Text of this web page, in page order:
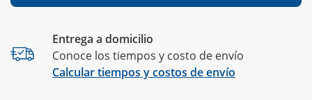
Entrega a domicilio
Conoce los tiempos y costo de envío
Calcular tiempos y costos de envío